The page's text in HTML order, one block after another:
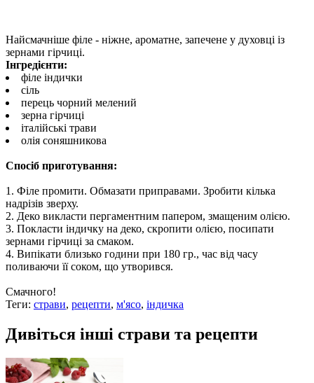
Найсмачніше філе - ніжне, ароматне, запечене у духовці із
зернами гірчиці.
Інгредієнти:
філе індички
сіль
перець чорний мелений
зерна гірчиці
італійські трави
олія соняшникова
Спосіб приготування:
1. Філе промити. Обмазати приправами. Зробити кілька
надрізів зверху.
2. Деко викласти пергаментним папером, змащеним олією.
3. Покласти індичку на деко, скропити олією, посипати
зернами гірчиці за смаком.
4. Випікати близько години при 180 гр., час від часу
поливаючи її соком, що утворився.
Смачного!
Теги: страви, рецепти, м'ясо, індичка
Дивіться інші страви та рецепти